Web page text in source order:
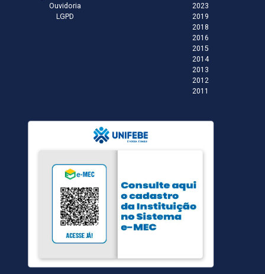
Ouvidoria
LGPD
2023
2019
2018
2016
2015
2014
2013
2012
2011